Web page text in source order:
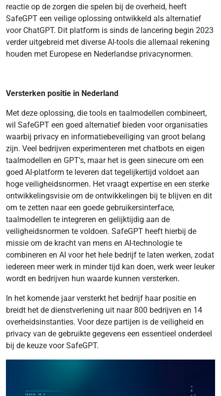
reactie op de zorgen die spelen bij de overheid, heeft
SafeGPT een veilige oplossing ontwikkeld als alternatief
voor ChatGPT. Dit platform is sinds de lancering begin 2023
verder uitgebreid met diverse AI-tools die allemaal rekening
houden met Europese en Nederlandse privacynormen.
Versterken positie in Nederland
Met deze oplossing, die tools en taalmodellen combineert,
wil SafeGPT een goed alternatief bieden voor organisaties
waarbij privacy en informatiebeveiliging van groot belang
zijn. Veel bedrijven experimenteren met chatbots en eigen
taalmodellen en GPT's, maar het is geen sinecure om een
goed AI-platform te leveren dat tegelijkertijd voldoet aan
hoge veiligheidsnormen. Het vraagt expertise en een sterke
ontwikkelingsvisie om de ontwikkelingen bij te blijven en dit
om te zetten naar een goede gebruikersinterface,
taalmodellen te integreren en gelijktijdig aan de
veiligheidsnormen te voldoen. SafeGPT heeft hierbij de
missie om de kracht van mens en AI-technologie te
combineren en AI voor het hele bedrijf te laten werken, zodat
iedereen meer werk in minder tijd kan doen, werk weer leuker
wordt en bedrijven hun waarde kunnen versterken.
In het komende jaar versterkt het bedrijf haar positie en
breidt het de dienstverlening uit naar 800 bedrijven en 14
overheidsinstanties. Voor deze partijen is de veiligheid en
privacy van de gebruikte gegevens een essentieel onderdeel
bij de keuze voor SafeGPT.